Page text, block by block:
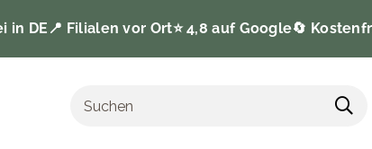
in DE 📍 Filialen vor Ort⭐️ 4,8 auf Google🔄